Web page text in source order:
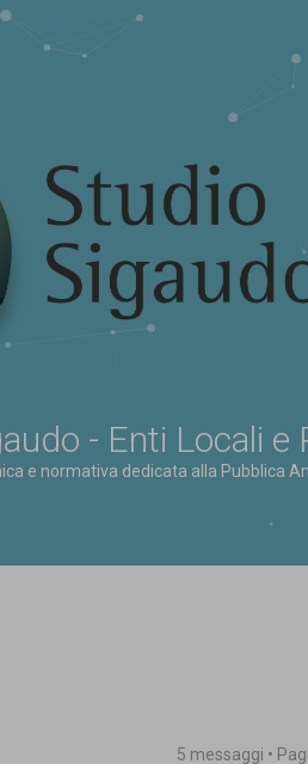
- Enti Locali e
e normativa dedicata alla Pubblica
5 messaggi •